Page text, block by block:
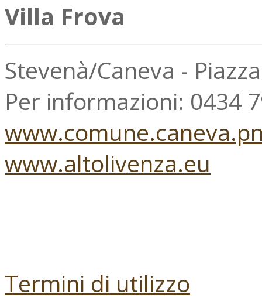
Villa Frova
Stevenà/Caneva -
Per informazioni: 0434
www.altolivenza.eu
Termini di utilizzo